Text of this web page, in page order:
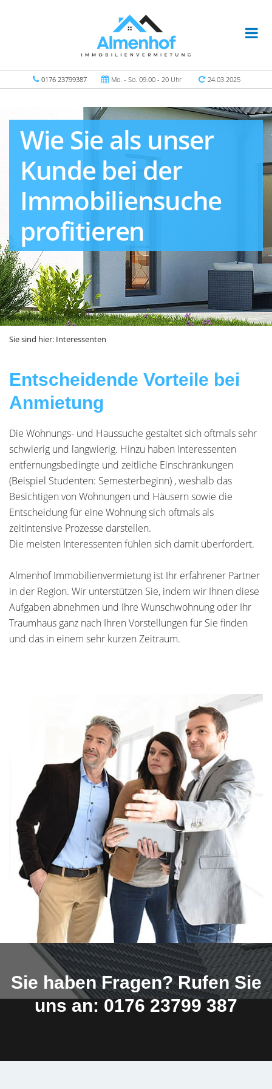
0176 23799387 Mo. - So. 09.00 - 20 Uhr 24.03.2025
Wie Sie als unser
Kunde bei der
Immobiliensuche
profitieren
Sie sind hier: Interessenten
Entscheidende Vorteile bei
Anmietung
Die Wohnungs- und Haussuche gestaltet sich oftmals sehr
schwierig und langwierig. Hinzu haben Interessenten
entfernungsbedingte und zeitliche Einschränkungen
(Beispiel Studenten: Semesterbeginn) , weshalb das
Besichtigen von Wohnungen und Häusern sowie die
Entscheidung für eine Wohnung sich oftmals als
zeitintensive Prozesse darstellen.
Die meisten Interessenten fühlen sich damit überfordert.
Almenhof Immobilienvermietung ist Ihr erfahrener Partner
in der Region. Wir unterstützen Sie, indem wir Ihnen diese
Aufgaben abnehmen und Ihre Wunschwohnung oder Ihr
Traumhaus ganz nach Ihren Vorstellungen für Sie finden
und das in einem sehr kurzen Zeitraum.
Sie haben Fragen? Rufen Sie
uns an: 0176 23799 387